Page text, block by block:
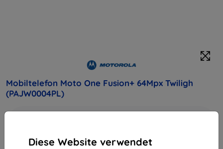
Diese Website verwendet
Mobiltelefon Moto One Fusion+ 64Mpx Twiligh
(PAJW0004PL)